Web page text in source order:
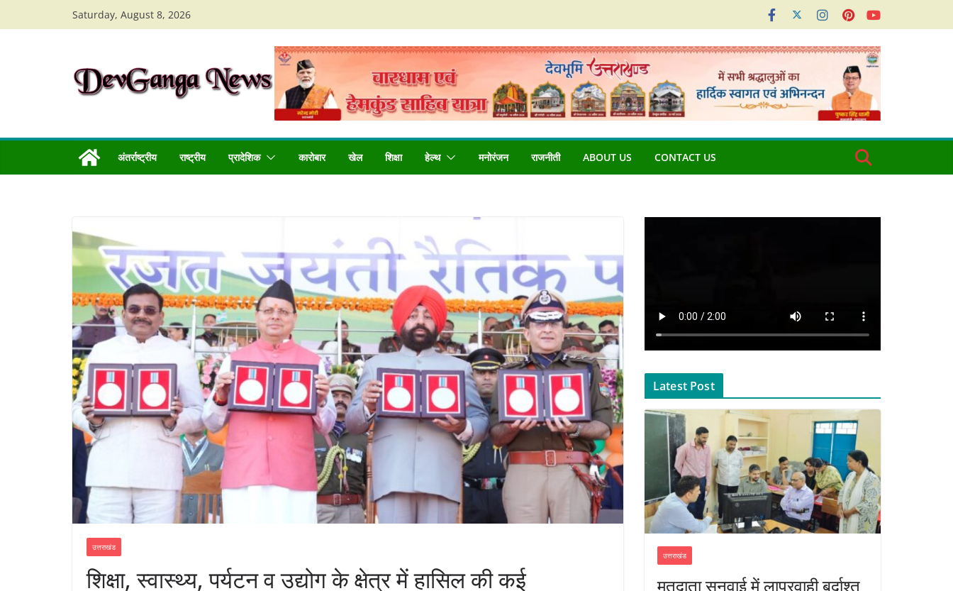
to
Saturday, August 8, 2026
अंतर्राष्ट्रीय राष्ट्रीय प्रादेशिक कारोबार खेल शिक्षा हेल्थ मनोरंजन राजनीती ABOUT US CONTACT US
उत्तराखंड
शिक्षा, स्वास्थ्य, पर्यटन व उद्योग के क्षेत्र में हासिल की कई
Latest Post
उत्तराखंड
मतदाता सुनवाई में लापरवाही बर्दाश्त